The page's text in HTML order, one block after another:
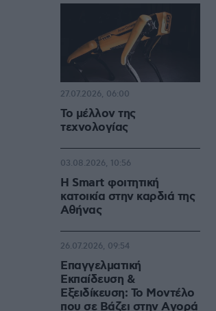
Το μέλλον της
τεχνολογίας
27.07.2026, 06:00
Η Smart φοιτητική
κατοικία στην καρδιά της
Αθήνας
03.08.2026, 10:56
Επαγγελματική
Εκπαίδευση &
Εξειδίκευση: Το Mοντέλο
που σε Bάζει στην Aγορά
26.07.2026, 09:54